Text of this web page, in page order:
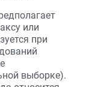
или
при
выборке).